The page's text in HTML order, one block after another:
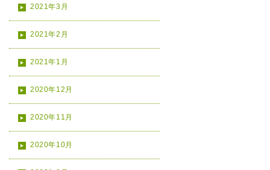
2021年3月
2021年2月
2021年1月
2020年12月
2020年11月
2020年10月